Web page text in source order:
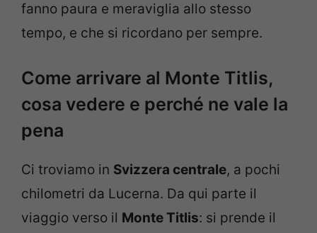
fanno paura e meraviglia allo stesso
tempo, e che si ricordano per sempre.
Come arrivare al Monte Titlis,
cosa vedere e perché ne vale la
pena
Ci troviamo in Svizzera centrale, a pochi
chilometri da Lucerna. Da qui parte il
viaggio verso il Monte Titlis: si prende il